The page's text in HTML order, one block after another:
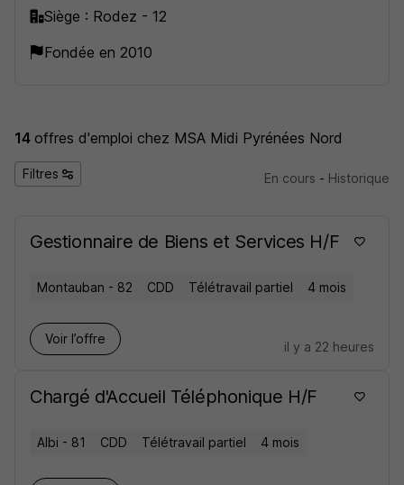
Siège : Rodez - 12
Fondée en 2010
14 offres d'emploi chez MSA Midi Pyrénées Nord
Filtres En cours - Historique
Gestionnaire de Biens et Services H/F
Montauban - 82 CDD Télétravail partiel 4 mois
Voir l’offre
il y a 22 heures
Chargé d'Accueil Téléphonique H/F
Albi - 81 CDD Télétravail partiel 4 mois